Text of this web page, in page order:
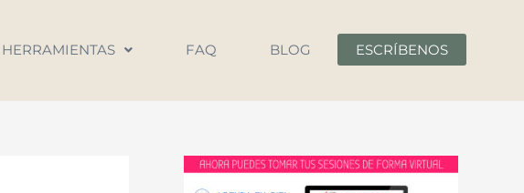
HERRAMIENTAS FAQ BLOG ESCRÍBENOS